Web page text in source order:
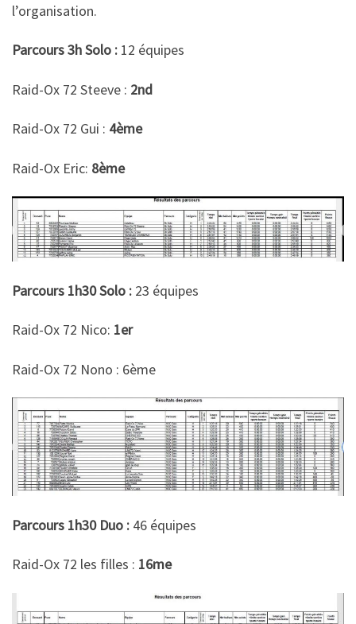
l’organisation.
Parcours 3h Solo : 12 équipes
Raid-Ox 72 Steeve : 2nd
Raid-Ox 72 Gui : 4ème
Raid-Ox Eric: 8ème
Parcours 1h30 Solo : 23 équipes
Raid-Ox 72 Nico: 1er
Raid-Ox 72 Nono : 6ème
Parcours 1h30 Duo : 46 équipes
Raid-Ox 72 les filles : 16me